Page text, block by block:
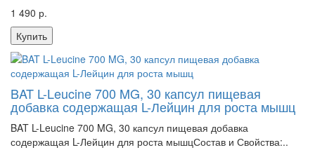
1 490 р.
Купить
BAT L-Leucine 700 MG, 30 капсул пищевая
добавка содержащая L-Лейцин для роста мышц
BAT L-Leucine 700 MG, 30 капсул пищевая добавка
содержащая L-Лейцин для роста мышцСостав и Свойства:..